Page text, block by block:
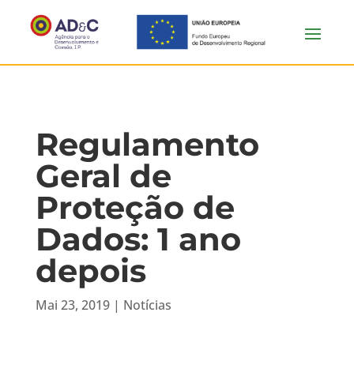
Regulamento
Geral de
Proteção de
Dados: 1 ano
depois
Mai 23, 2019| Notícias